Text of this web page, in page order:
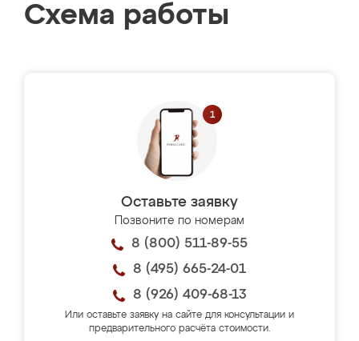
Схема работы
Оставьте заявку
Позвоните по номерам
8 (800) 511-89-55
8 (495) 665-24-01
8 (926) 409-68-13
Или оставьте заявку на сайте для консультации и
предварительного расчёта стоимости.